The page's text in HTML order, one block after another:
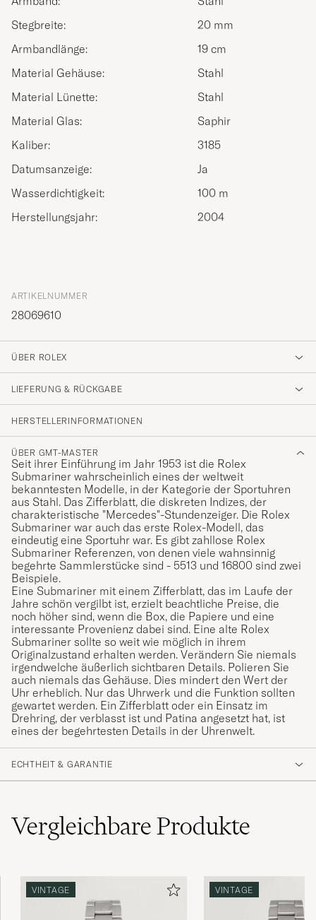
Stegbreite:
20 mm
Armbandlänge:
19 cm
Material Gehäuse:
Stahl
Material Lünette:
Stahl
Material Glas:
Saphir
Kaliber:
3185
Datumsanzeige:
Ja
Wasserdichtigkeit:
100 m
Herstellungsjahr:
2004
ARTIKELNUMMER
28069610
ÜBER ROLEX
LIEFERUNG & RÜCKGABE
HERSTELLERINFORMATIONEN
ÜBER GMT-MASTER
Seit ihrer Einführung im Jahr 1953 ist die Rolex
Submariner wahrscheinlich eines der weltweit
bekanntesten Modelle, in der Kategorie der Sportuhren
aus Stahl. Das Zifferblatt, die diskreten Indizes, der
charakteristische "Mercedes"-Stundenzeiger. Die Rolex
Submariner war auch das erste Rolex-Modell, das
eindeutig eine Sportuhr war. Es gibt zahllose Rolex
Submariner Referenzen, von denen viele wahnsinnig
begehrte Sammlerstücke sind - 5513 und 16800 sind zwei
Beispiele.
Eine Submariner mit einem Zifferblatt, das im Laufe der
Jahre schön vergilbt ist, erzielt beachtliche Preise, die
noch höher sind, wenn die Box, die Papiere und eine
interessante Provenienz dabei sind. Eine alte Rolex
Submariner sollte so weit wie möglich in ihrem
Originalzustand erhalten werden. Verändern Sie niemals
irgendwelche äußerlich sichtbaren Details. Polieren Sie
auch niemals das Gehäuse. Dies mindert den Wert der
Uhr erheblich. Nur das Uhrwerk und die Funktion sollten
gewartet werden. Ein Zifferblatt oder ein Einsatz im
Drehring, der verblasst ist und Patina angesetzt hat, ist
eines der begehrtesten Details in der Uhrenwelt.
ECHTHEIT & GARANTIE
VergleichbareProdukte
VINTAGE VINTAGE